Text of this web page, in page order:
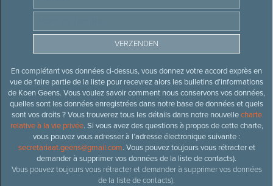
En complétant vos données ci-dessus, vous donnez votre accord exprès en
vue de faire partie de la liste pour recevrez alors les bulletins d’informations
de Koen Geens. Vous voulez savoir comment nous conservons vos données,
quelles sont les données enregistrées dans notre base de données et quels
sont vos droits ? Vous trouverez tous les détails dans notre nouvellecharte
relative à la vie privée. Si vous avez des questions à propos de cette charte,
vous pouvez vous adresser à l’adresse électronique suivante :
secretariaat.geens@gmail.com. Vous pouvez toujours vous rétracter et
demander à supprimer vos données de la liste de contacts).
Vous pouvez toujours vous rétracter et demander à supprimer vos données
de la liste de contacts).